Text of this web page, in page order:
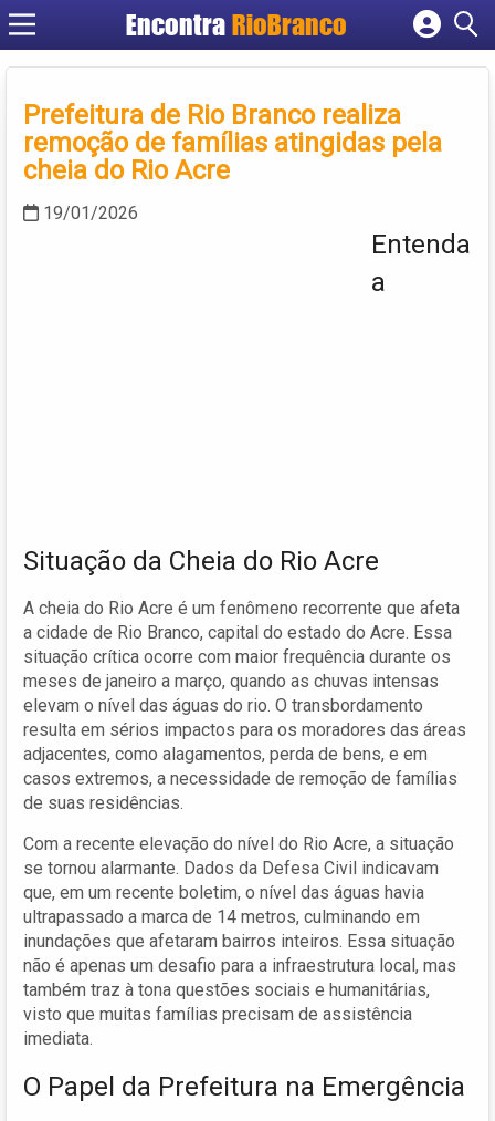
Encontra RioBranco
Cadastrar empresa
Criar conta
Prefeitura de Rio Branco realiza
remoção de famílias atingidas pela
cheia do Rio Acre
19/01/2026
Entenda
a
Situação da Cheia do Rio Acre
A cheia do Rio Acre é um fenômeno recorrente que afeta
a cidade de Rio Branco, capital do estado do Acre. Essa
situação crítica ocorre com maior frequência durante os
meses de janeiro a março, quando as chuvas intensas
elevam o nível das águas do rio. O transbordamento
resulta em sérios impactos para os moradores das áreas
adjacentes, como alagamentos, perda de bens, e em
casos extremos, a necessidade de remoção de famílias
de suas residências.
Com a recente elevação do nível do Rio Acre, a situação
se tornou alarmante. Dados da Defesa Civil indicavam
que, em um recente boletim, o nível das águas havia
ultrapassado a marca de 14 metros, culminando em
inundações que afetaram bairros inteiros. Essa situação
não é apenas um desafio para a infraestrutura local, mas
também traz à tona questões sociais e humanitárias,
visto que muitas famílias precisam de assistência
imediata.
O Papel da Prefeitura na Emergência